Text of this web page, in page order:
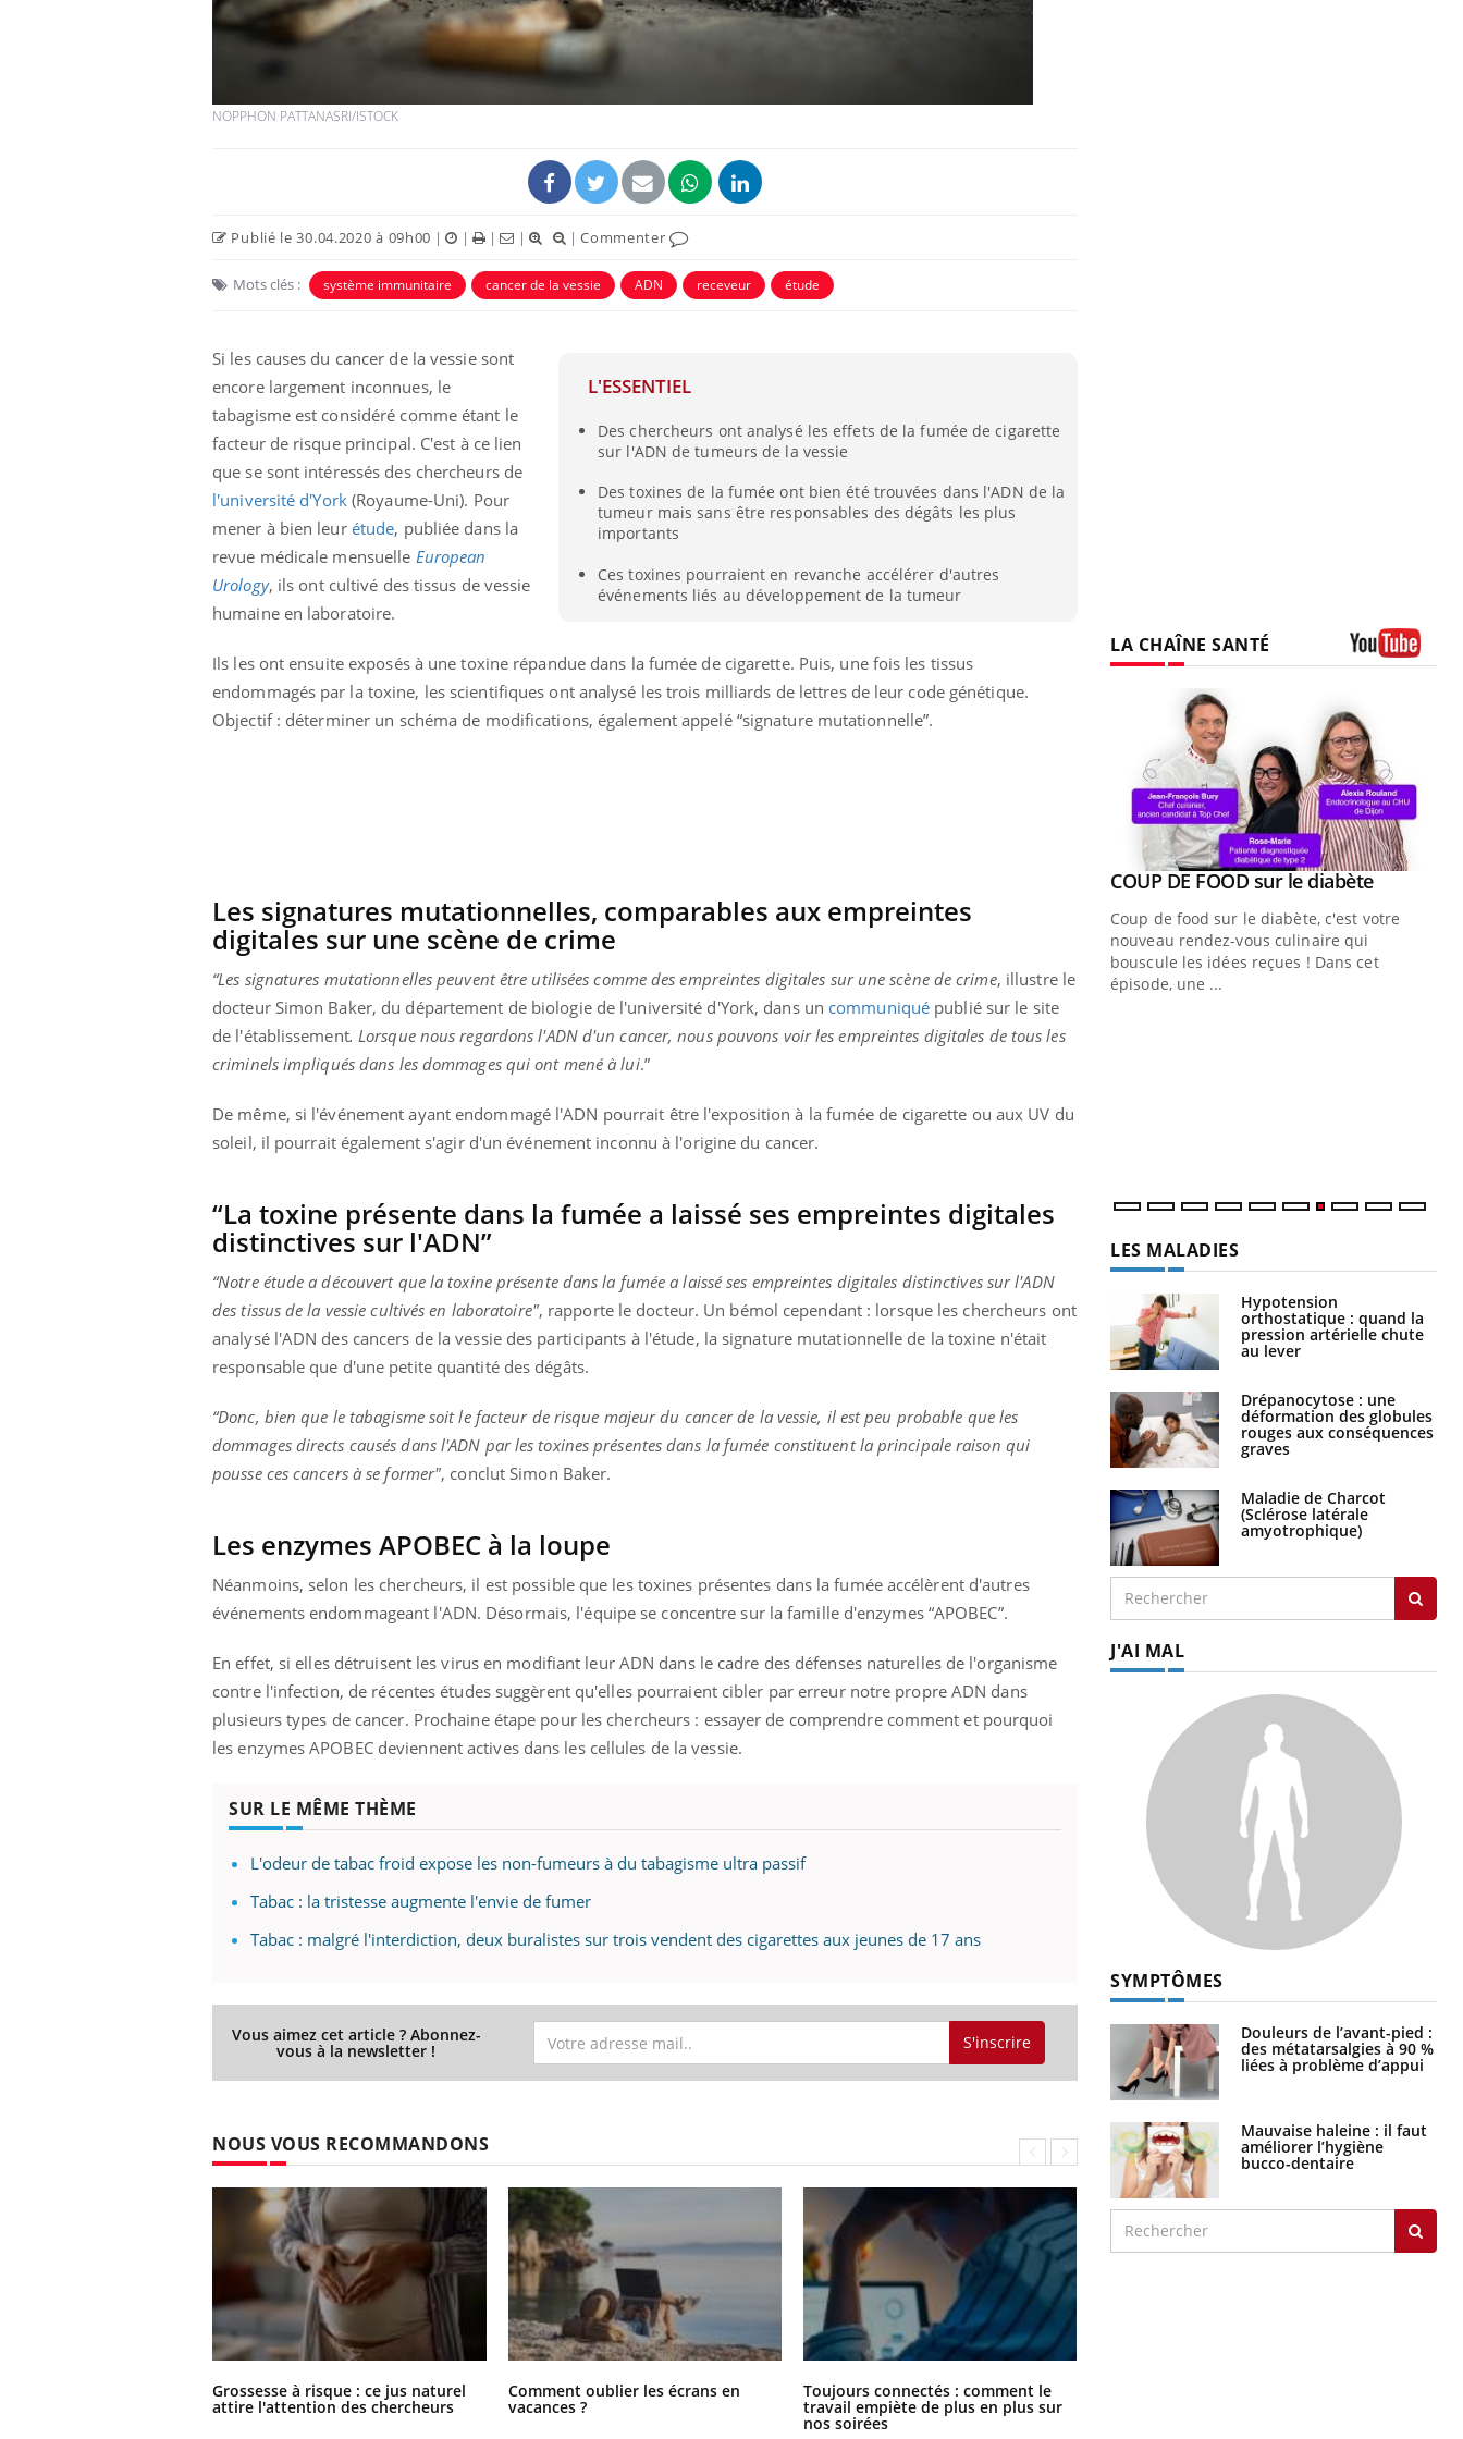
NOPPHON PATTANASRI/ISTOCK
Publié le 30.04.2020 à 09h00 | | | | |Commenter
Mots clés : système immunitaire cancer de la vessie ADN receveur étude
L'ESSENTIEL
Des chercheurs ont analysé les effets de la fumée de cigarette
sur l'ADN de tumeurs de la vessie
Des toxines de la fumée ont bien été trouvées dans l'ADN de la
tumeur mais sans être responsables des dégâts les plus
importants
Ces toxines pourraient en revanche accélérer d'autres
événements liés au développement de la tumeur
Si les causes du cancer de la vessie sont
encore largement inconnues, le
tabagisme est considéré comme étant le
facteur de risque principal. C'est à ce lien
que se sont intéressés des chercheurs de
l'université d'York(Royaume-Uni). Pour
mener à bien leur étude, publiée dans la
revue médicale mensuelle European
Urology, ils ont cultivé des tissus de vessie
humaine en laboratoire.
Ils les ont ensuite exposés à une toxine répandue dans la fumée de cigarette. Puis, une fois les tissus
endommagés par la toxine, les scientifiques ont analysé les trois milliards de lettres de leur code génétique.
Objectif : déterminer un schéma de modifications, également appelé “signature mutationnelle”.
Les signatures mutationnelles, comparables aux empreintes
digitales sur une scène de crime
“Les signatures mutationnelles peuvent être utilisées comme des empreintes digitales sur une scène de crime, illustre le
docteur Simon Baker, du département de biologie de l'université d'York, dans un communiqué publié sur le site
de l'établissement. Lorsque nous regardons l'ADN d'un cancer, nous pouvons voir les empreintes digitales de tous les
criminels impliqués dans les dommages qui ont mené à lui.”
De même, si l'événement ayant endommagé l'ADN pourrait être l'exposition à la fumée de cigarette ou aux UV du
soleil, il pourrait également s'agir d'un événement inconnu à l'origine du cancer.
“La toxine présente dans la fumée a laissé ses empreintes digitales
distinctives sur l'ADN”
“Notre étude a découvert que la toxine présente dans la fumée a laissé ses empreintes digitales distinctives sur l'ADN
des tissus de la vessie cultivés en laboratoire", rapporte le docteur. Un bémol cependant : lorsque les chercheurs ont
analysé l'ADN des cancers de la vessie des participants à l'étude, la signature mutationnelle de la toxine n'était
responsable que d'une petite quantité des dégâts.
“Donc, bien que le tabagisme soit le facteur de risque majeur du cancer de la vessie, il est peu probable que les
dommages directs causés dans l'ADN par les toxines présentes dans la fumée constituent la principale raison qui
pousse ces cancers à se former", conclut Simon Baker.
Les enzymes APOBEC à la loupe
Néanmoins, selon les chercheurs, il est possible que les toxines présentes dans la fumée accélèrent d'autres
événements endommageant l'ADN. Désormais, l'équipe se concentre sur la famille d'enzymes “APOBEC”.
En effet, si elles détruisent les virus en modifiant leur ADN dans le cadre des défenses naturelles de l'organisme
contre l'infection, de récentes études suggèrent qu'elles pourraient cibler par erreur notre propre ADN dans
plusieurs types de cancer. Prochaine étape pour les chercheurs : essayer de comprendre comment et pourquoi
les enzymes APOBEC deviennent actives dans les cellules de la vessie.
SUR LE MÊME THÈME
L'odeur de tabac froid expose les non-fumeurs à du tabagisme ultra passif
Tabac : la tristesse augmente l'envie de fumer
Tabac : malgré l'interdiction, deux buralistes sur trois vendent des cigarettes aux jeunes de 17 ans
Vous aimez cet article ? Abonnez-
vous à la newsletter ! S'inscrire
NOUS VOUS RECOMMANDONS
Grossesse à risque : ce jus naturel
attire l'attention des chercheurs
Comment oublier les écrans en
vacances ?
Toujours connectés : comment le
travail empiète de plus en plus sur
nos soirées
LA CHAÎNE SANTÉ
Le Ramadan approche, et, pour de
nombreuses personnes atteintes de
diabète, c'est une période de questions, de
défis, mais ...
faciliter l’accès à la médecine
préventiveYoutube
mutualiste innove en matière de bilan de
santé : l'utilisation d'un « jumeau
numérique » permet ...
Youtube
COUP DE FOOD sur le diabèteYoutube
Coup de food sur le diabète, c'est votre
nouveau rendez-vous culinaire qui
bouscule les idées reçues ! Dans cet
épisode, une ...
LES MALADIES
Hypotension
orthostatique : quand la
pression artérielle chute
au lever
Drépanocytose : une
déformation des globules
rouges aux conséquences
graves
Maladie de Charcot
(Sclérose latérale
amyotrophique)
J'AI MAL
SYMPTÔMES
Douleurs de l’avant-pied :
des métatarsalgies à 90 %
liées à problème d’appui
Mauvaise haleine : il faut
améliorer l’hygiène
bucco-dentaire